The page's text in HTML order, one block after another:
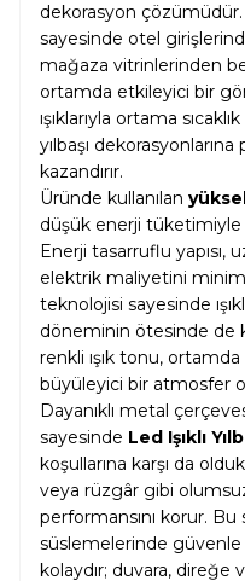
dekorasyon çözümüdür.
sayesinde otel
mağaza vitrinlerinden
ortamda etkileyici bir
ışıklarıyla ortama
yılbaşı
kazandırır.
Üründe kullanılan
düşük enerji tüketimiyle
Enerji tasarruflu yapısı,
elektrik maliyetini
teknolojisi sayesinde
döneminin ötesinde de
renkli ışık tonu,
büyüleyici bir atmosfer
Dayanıklı metal
sayesinde Led Işıklı
koşullarına karşı da
veya rüzgâr gibi
performansını korur. Bu
süslemelerinde
kolaydır; duvara, direğe